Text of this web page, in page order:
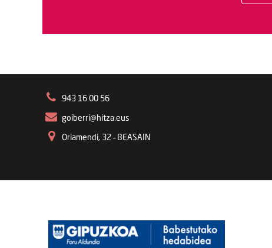
943 16 00 56
goiberri@hitza.eus
Oriamendi, 32 – BEASAIN